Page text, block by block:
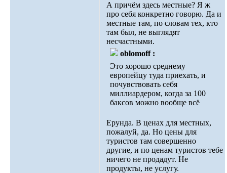
А причём здесь местные? Я ж
про себя конкретно говорю. Да и
местные там, по словам тех, кто
там был, не выглядят
несчастными.
oblomoff :
Это хорошо среднему
европейцу туда приехать, и
почувствовать себя
миллиардером, когда за 100
баксов можно вообще всё
Ерунда. В ценах для местных,
пожалуй, да. Но цены для
туристов там совершенно
другие, и по ценам туристов тебе
ничего не продадут. Не
продукты, не услугу.